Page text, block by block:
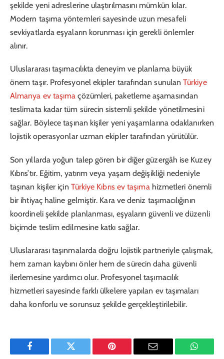
şekilde yeni adreslerine ulaştırılmasını mümkün kılar.
Modern taşıma yöntemleri sayesinde uzun mesafeli
sevkiyatlarda eşyaların korunması için gerekli önlemler
alınır.
Uluslararası taşımacılıkta deneyim ve planlama büyük
önem taşır. Profesyonel ekipler tarafından sunulanTürkiye
Almanya ev taşıma çözümleri, paketleme aşamasından
teslimata kadar tüm sürecin sistemli şekilde yönetilmesini
sağlar. Böylece taşınan kişiler yeni yaşamlarına odaklanırken
lojistik operasyonlar uzman ekipler tarafından yürütülür.
Son yıllarda yoğun talep gören bir diğer güzergâh ise Kuzey
Kıbrıs’tır. Eğitim, yatırım veya yaşam değişikliği nedeniyle
taşınan kişiler için Türkiye Kıbrıs ev taşıma hizmetleri önemli
bir ihtiyaç haline gelmiştir. Kara ve deniz taşımacılığının
koordineli şekilde planlanması, eşyaların güvenli ve düzenli
biçimde teslim edilmesine katkı sağlar.
Uluslararası taşınmalarda doğru lojistik partneriyle çalışmak,
hem zaman kaybını önler hem de sürecin daha güvenli
ilerlemesine yardımcı olur. Profesyonel taşımacılık
hizmetleri sayesinde farklı ülkelere yapılan ev taşımaları
daha konforlu ve sorunsuz şekilde gerçekleştirilebilir.
Facebook Twitter Pinterest
E-